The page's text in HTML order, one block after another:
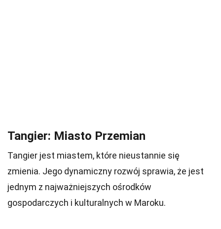
Tangier: Miasto Przemian
Tangier jest miastem, które nieustannie się
zmienia. Jego dynamiczny rozwój sprawia, że jest
jednym z najważniejszych ośrodków
gospodarczych i kulturalnych w Maroku.